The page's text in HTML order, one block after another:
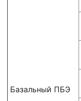
Базальный ПБЭ